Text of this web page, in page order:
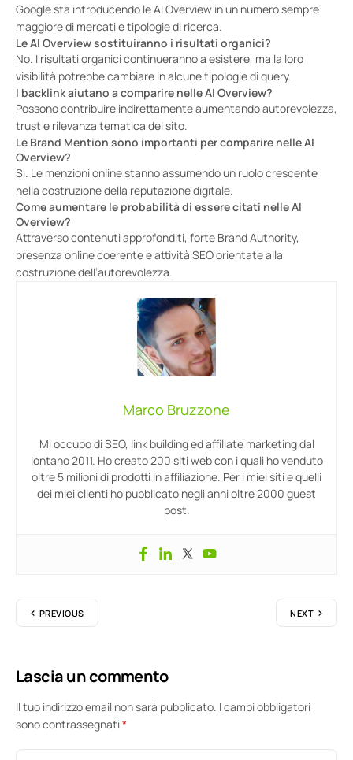
Google sta introducendo le AI Overview in un numero sempre
maggiore di mercati e tipologie di ricerca.
Le AI Overview sostituiranno i risultati organici?
No. I risultati organici continueranno a esistere, ma la loro
visibilità potrebbe cambiare in alcune tipologie di query.
I backlink aiutano a comparire nelle AI Overview?
Possono contribuire indirettamente aumentando autorevolezza,
trust e rilevanza tematica del sito.
Le Brand Mention sono importanti per comparire nelle AI
Overview?
Sì. Le menzioni online stanno assumendo un ruolo crescente
nella costruzione della reputazione digitale.
Come aumentare le probabilità di essere citati nelle AI
Overview?
Attraverso contenuti approfonditi, forte Brand Authority,
presenza online coerente e attività SEO orientate alla
costruzione dell’autorevolezza.
Marco Bruzzone
Mi occupo di SEO, link building ed affiliate marketing dal
lontano 2011. Ho creato 200 siti web con i quali ho venduto
oltre 5 milioni di prodotti in affiliazione. Per i miei siti e quelli
dei miei clienti ho pubblicato negli anni oltre 2000 guest
post.
PREVIOUS NEXT
Lascia un commento
Il tuo indirizzo email non sarà pubblicato. I campi obbligatori
sono contrassegnati*